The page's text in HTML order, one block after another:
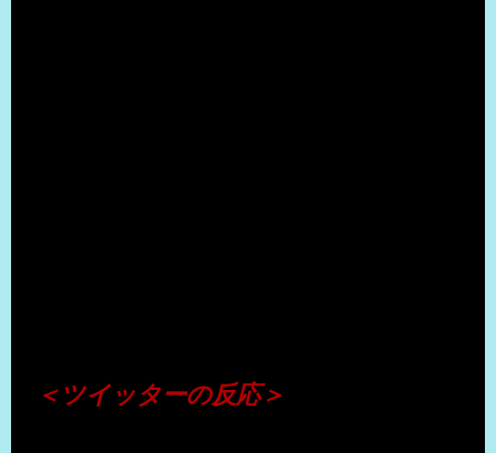
＜ツイッターの反応＞